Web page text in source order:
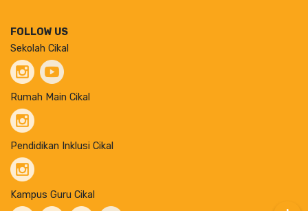
FOLLOW US
Sekolah Cikal
Rumah Main Cikal
Pendidikan Inklusi Cikal
Kampus Guru Cikal